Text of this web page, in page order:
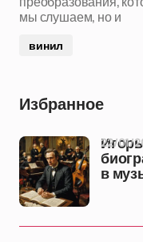
мы слушаем, но и
винил
Избранное
в
22/01/